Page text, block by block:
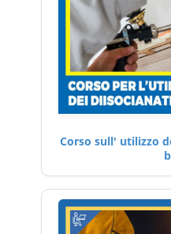
Corso sull' utilizzo